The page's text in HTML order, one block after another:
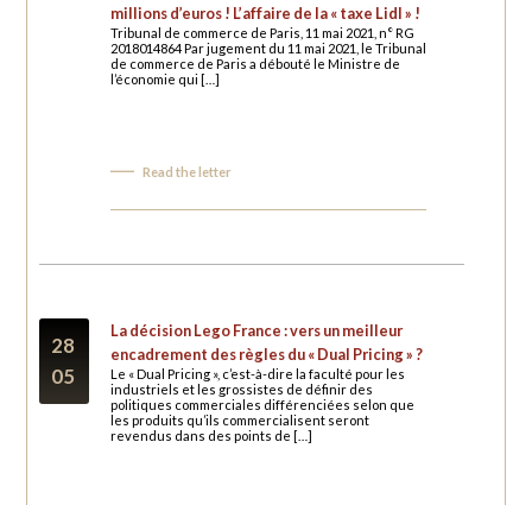
millions d’euros ! L’affaire de la « taxe Lidl » !
Tribunal de commerce de Paris, 11 mai 2021, n° RG
2018014864 Par jugement du 11 mai 2021, le Tribunal
de commerce de Paris a débouté le Ministre de
l’économie qui […]
Read the letter
28
05
La décision Lego France : vers un meilleur
encadrement des règles du « Dual Pricing » ?
Le « Dual Pricing », c’est-à-dire la faculté pour les
industriels et les grossistes de définir des
politiques commerciales différenciées selon que
les produits qu’ils commercialisent seront
revendus dans des points de […]